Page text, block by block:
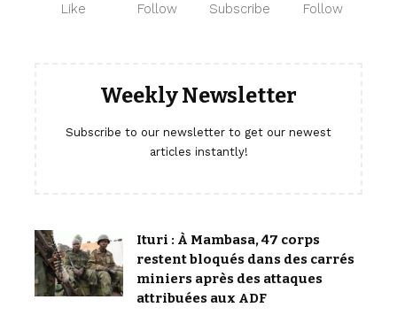
Like Follow Subscribe Follow
Weekly Newsletter
Subscribe to our newsletter to get our newest
articles instantly!
Ituri : À Mambasa, 47 corps
restent bloqués dans des carrés
miniers après des attaques
attribuées aux ADF